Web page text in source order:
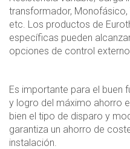
transformador, Monofásico,
etc. Los productos de
específicas pueden
opciones de control
Es importante para el buen
y logro del máximo ahorro
bien el tipo de disparo y
garantiza un ahorro de
instalación.